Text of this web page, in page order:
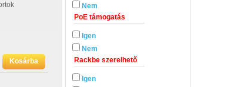
Nem
PoE támogatás
Igen
Nem
Rackbe szerelhető
Igen